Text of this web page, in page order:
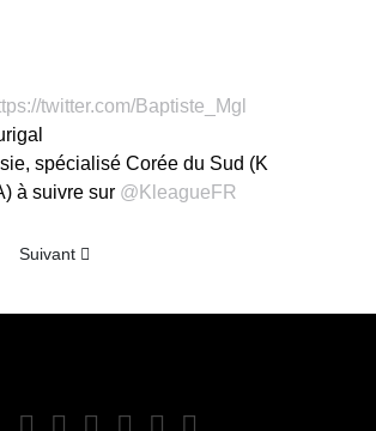
spécialisé Corée du Sud (K
à suivre sur @KleagueFR
: Corée du Sud – K League 2025 : le récap
Article suivant : Corée du Sud – K League
Suivant